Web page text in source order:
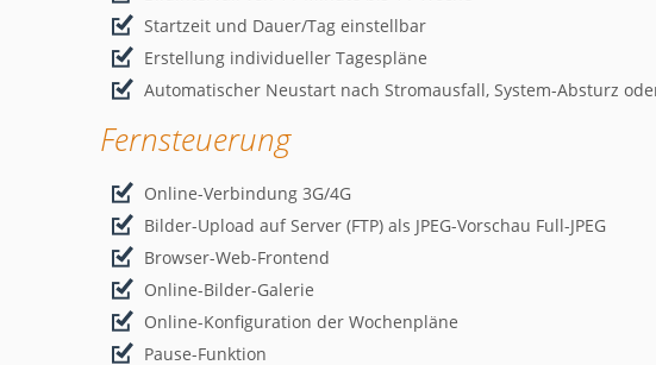
Startzeit und Dauer/Tag einstellbar
Erstellung individueller Tagespläne
Automatischer Neustart nach Stromausfall, System-Absturz
Fernsteuerung
Online-Verbindung 3G/4G
Bilder-Upload auf Server (FTP) als JPEG-Vorschau Full-JPEG
Browser-Web-Frontend
Online-Bilder-Galerie
Online-Konfiguration der Wochenpläne
Pause-Funktion